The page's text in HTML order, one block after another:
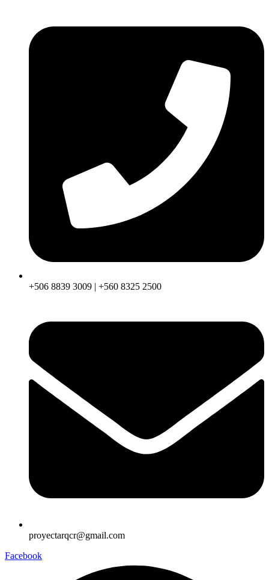
contenido
+506 8839 3009 | +560 8325 2500
proyectarqcr@gmail.com
Facebook